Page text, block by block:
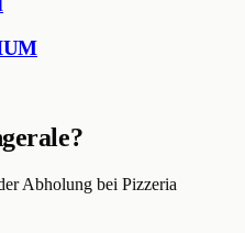
?
Abholung bei Pizzeria